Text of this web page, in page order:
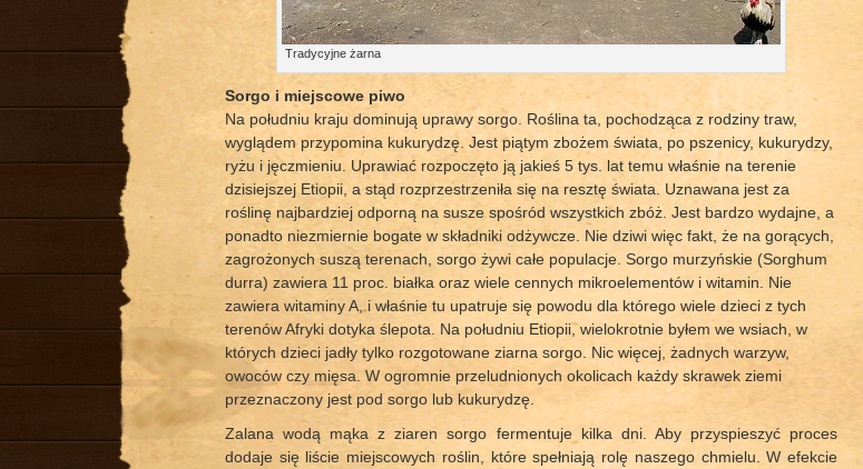
Tradycyjne żarna
Sorgo i miejscowe piwo
Na południu kraju dominują uprawy sorgo. Roślina ta, pochodząca z rodziny traw,
wyglądem przypomina kukurydzę. Jest piątym zbożem świata, po pszenicy, kukurydzy,
ryżu i jęczmieniu. Uprawiać rozpoczęto ją jakieś 5 tys. lat temu właśnie na terenie
dzisiejszej Etiopii, a stąd rozprzestrzeniła się na resztę świata. Uznawana jest za
roślinę najbardziej odporną na susze spośród wszystkich zbóż. Jest bardzo wydajne, a
ponadto niezmiernie bogate w składniki odżywcze. Nie dziwi więc fakt, że na gorących,
zagrożonych suszą terenach, sorgo żywi całe populacje. Sorgo murzyńskie (Sorghum
durra) zawiera 11 proc. białka oraz wiele cennych mikroelementów i witamin. Nie
zawiera witaminy A, i właśnie tu upatruje się powodu dla którego wiele dzieci z tych
terenów Afryki dotyka ślepota. Na południu Etiopii, wielokrotnie byłem we wsiach, w
których dzieci jadły tylko rozgotowane ziarna sorgo. Nic więcej, żadnych warzyw,
owoców czy mięsa. W ogromnie przeludnionych okolicach każdy skrawek ziemi
przeznaczony jest pod sorgo lub kukurydzę.
Zalana wodą mąka z ziaren sorgo fermentuje kilka dni. Aby przyspieszyć proces
dodaje się liście miejscowych roślin, które spełniają rolę naszego chmielu. W efekcie